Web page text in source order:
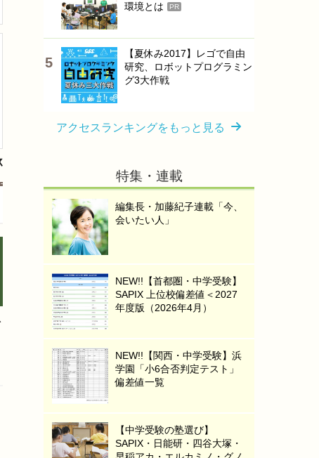
環境とは
PR
【夏休み2017】レゴで自由
研究、ロボットプログラミン
グ3大作戦
アクセスランキングをもっと見る
特集・連載
編集長・加藤紀子連載「今、
会いたい人」
NEW!!【首都圏・中学受験】
SAPIX 上位校偏差値＜2027
年度版（2026年4月）
NEW!!【関西・中学受験】浜
学園「小6合否判定テスト」
偏差値一覧
【中学受験の塾選び】
SAPIX・日能研・四谷大塚・